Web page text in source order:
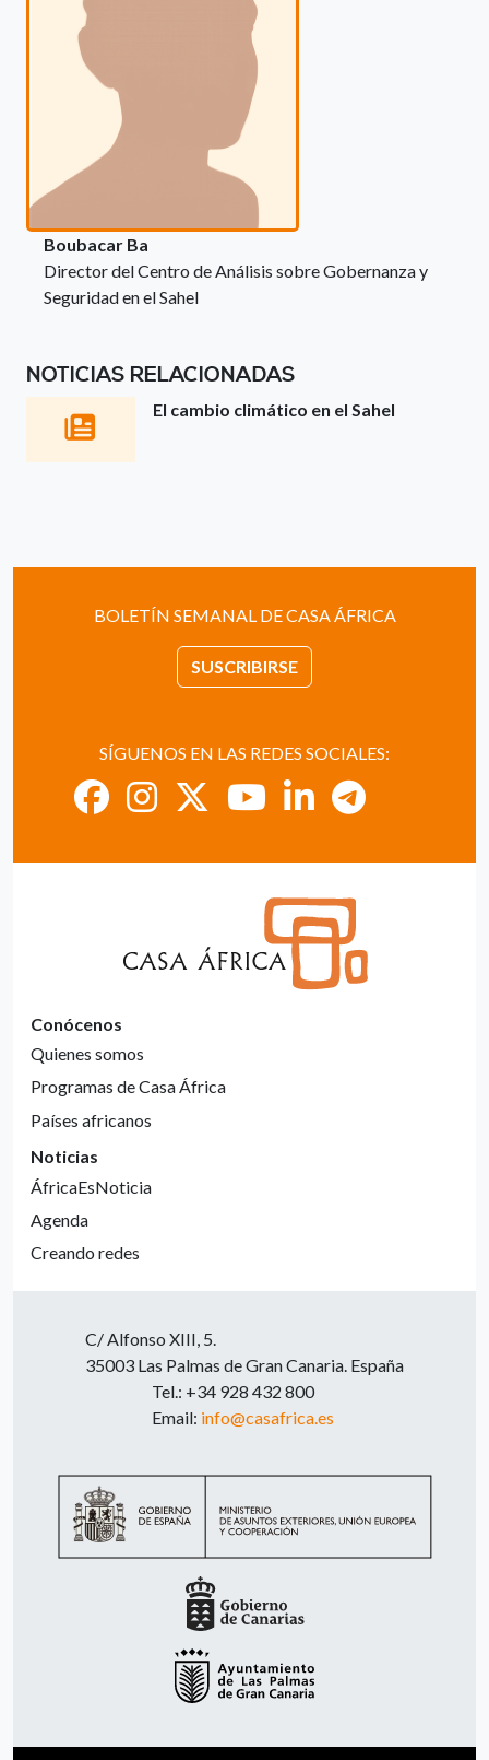
Boubacar Ba
Director del Centro de Análisis sobre Gobernanza y
Seguridad en el Sahel
NOTICIAS RELACIONADAS
El cambio climático en el Sahel
BOLETÍN SEMANAL DE CASA ÁFRICA
SUSCRIBIRSE
SÍGUENOS EN LAS REDES SOCIALES:
Conócenos
Quienes somos
Programas de Casa África
Países africanos
Noticias
ÁfricaEsNoticia
Agenda
Creando redes
C/ Alfonso XIII, 5.
35003 Las Palmas de Gran Canaria. España
Tel.: +34 928 432 800
Email: info@casafrica.es